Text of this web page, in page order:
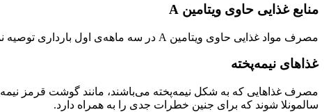
منابع غذایی حاوی ویتامین A
مصرف مواد غذایی حاوی ویتامین A در سه ماهه‌ی اول بارداری توصیه نمی‌شود. مصرف این مواد ممکن است منجر به مشکلاتی مانند افزایش خطر ابتلا به نقص‌های تولید مثلی در جنین شود.
غذاهای نیمه‌پخته
مصرف غذاهایی که به شکل نیمه‌پخته می‌باشند، مانند گوشت قرمز
سالمونلا شوند که برای جنین خطرات جدی را به همراه دارد.